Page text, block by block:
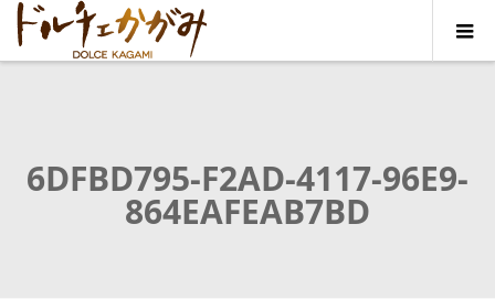
6DFBD795-F2AD-4117-96E9-
864EAFEAB7BD